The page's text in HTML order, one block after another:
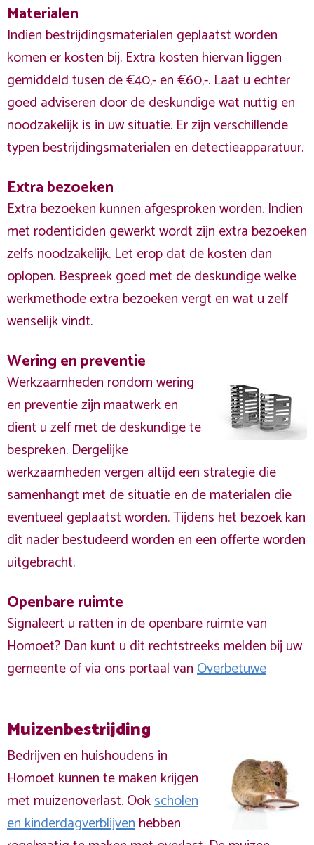
Materialen
Indien bestrijdingsmaterialen geplaatst worden
komen er kosten bij. Extra kosten hiervan liggen
gemiddeld tusen de €40,- en €60,-. Laat u echter
goed adviseren door de deskundige wat nuttig en
noodzakelijk is in uw situatie. Er zijn verschillende
typen bestrijdingsmaterialen en detectieapparatuur.
Extra bezoeken
Extra bezoeken kunnen afgesproken worden. Indien
met rodenticiden gewerkt wordt zijn extra bezoeken
zelfs noodzakelijk. Let erop dat de kosten dan
oplopen. Bespreek goed met de deskundige welke
werkmethode extra bezoeken vergt en wat u zelf
wenselijk vindt.
Wering en preventie
Werkzaamheden rondom wering
en preventie zijn maatwerk en
dient u zelf met de deskundige te
bespreken. Dergelijke
werkzaamheden vergen altijd een strategie die
samenhangt met de situatie en de materialen die
eventueel geplaatst worden. Tijdens het bezoek kan
dit nader bestudeerd worden en een offerte worden
uitgebracht.
Openbare ruimte
Signaleert u ratten in de openbare ruimte van
Homoet? Dan kunt u dit rechtstreeks melden bij uw
gemeente of via ons portaal vanOverbetuwe
Muizenbestrijding
Bedrijven en huishoudens in
Homoet kunnen te maken krijgen
met muizenoverlast. Ookscholen
en kinderdagverblijvenhebben